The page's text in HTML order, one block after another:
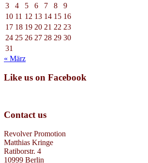
3
4 5 6 7 8
9
10 11 12 13 14 15 16
17 18 19 20 21 22 23
24 25 26 27 28 29 30
31
« März
Like us on Facebook
Contact us
Revolver Promotion
Matthias Kringe
Ratiborstr. 4
10999 Berlin